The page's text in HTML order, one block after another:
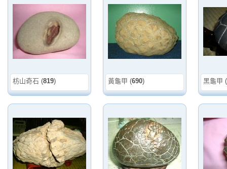
枋山奇石 (819) 黃龜甲 (690) 黑龜甲 (